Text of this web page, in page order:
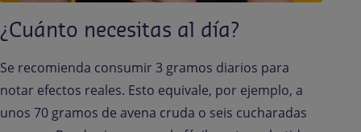
¿Cuánto necesitas al día?
Se recomienda consumir 3 gramos diarios para
notar efectos reales. Esto equivale, por ejemplo, a
unos 70 gramos de avena cruda o seis cucharadas